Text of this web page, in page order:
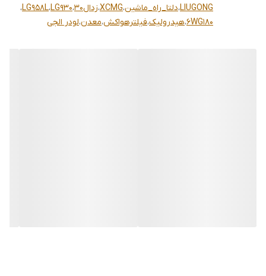
LIUGONG،دلتا_راه_ماشین،XCMG،زدال30 ،LG930،LG958L،
6WG180،هیدرولیک،فیلترهواکش،معدن،لودر الجی